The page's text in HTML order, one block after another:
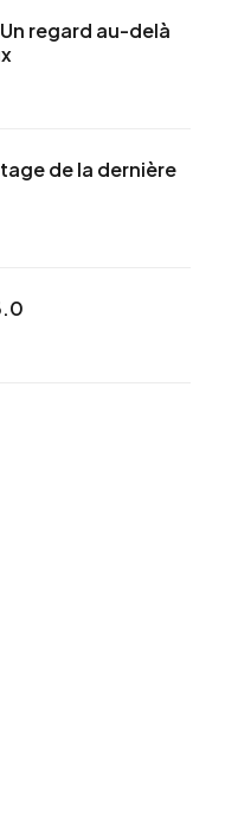
regard au-delà
de la dernière